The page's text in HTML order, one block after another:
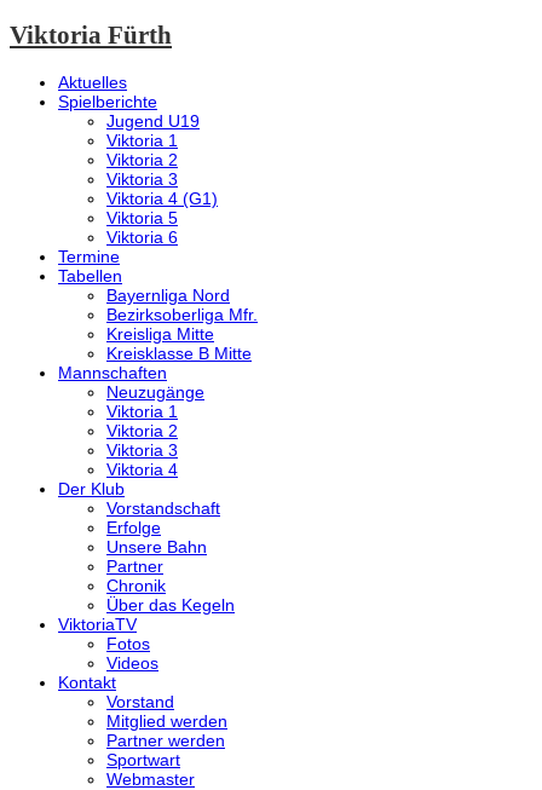
Viktoria Fürth
Aktuelles
Spielberichte
Jugend U19
Viktoria 1
Viktoria 2
Viktoria 3
Viktoria 4 (G1)
Viktoria 5
Viktoria 6
Termine
Tabellen
Bayernliga Nord
Bezirksoberliga Mfr.
Kreisliga Mitte
Kreisklasse B Mitte
Mannschaften
Neuzugänge
Viktoria 1
Viktoria 2
Viktoria 3
Viktoria 4
Der Klub
Vorstandschaft
Erfolge
Unsere Bahn
Partner
Chronik
Über das Kegeln
ViktoriaTV
Fotos
Videos
Kontakt
Vorstand
Mitglied werden
Partner werden
Sportwart
Webmaster